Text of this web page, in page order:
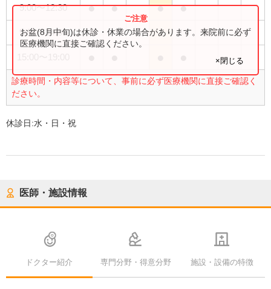
9:00〜12:30 ● ● ● ●
9:00〜14:00 ●
診療時間・内容等について、事前に必ず医療機関に直接ご確認く
ださい。
お盆(8月中旬)は休診・休業の場合があります。来院前に必ず
医療機関に直接ご確認ください。
×閉じる
休診日:水・日・祝
医師・施設情報
ドクター紹介 専門分野・得意分野 施設・設備の特徴